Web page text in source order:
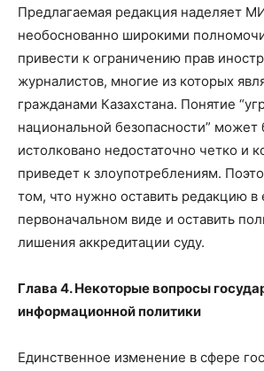
Предлагаемая редакция наделяет
необоснованно широкими
привести к ограничению прав
журналистов, многие из которых
гражданами Казахстана. Понятие
национальной безопасности” может
истолковано недостаточно четко и
приведет к злоупотреблениям.
том, что нужно оставить редакцию в
первоначальном виде и оставить
лишения аккредитации суду.
Глава 4. Некоторые вопросы
информационной политики
Единственное изменение в сфере